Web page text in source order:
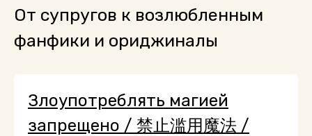
От супругов к возлюбленным
фанфики и ориджиналы
Злоупотреблять магией
запрещено / 禁止滥用魔法 /